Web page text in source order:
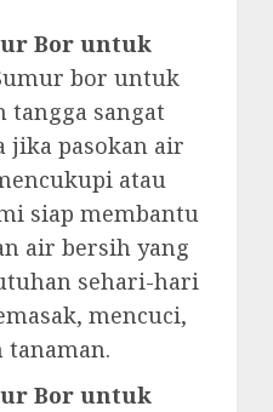
Bor untuk
bor untuk
sangat
jika pasokan air
atau
siap membantu
air bersih yang
sehari-hari
mencuci,
Bor untuk